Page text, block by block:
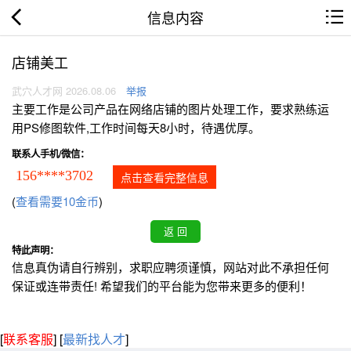
信息内容
店铺美工
武穴人才网 2026.08.06 举报
主要工作是公司产品在网络店铺的图片处理工作，要求熟练运
用PS修图软件,工作时间每天8小时，待遇优厚。
联系人手机/微信：
156****3702 点击查看完整信息
(查看需要10金币)
特此声明：
信息真伪请自行辨别，求职应聘须谨慎，网站对此不承担任何
保证或连带责任! 希望我们的平台能为您带来更多的便利！
[联系客服] [最新找人才]